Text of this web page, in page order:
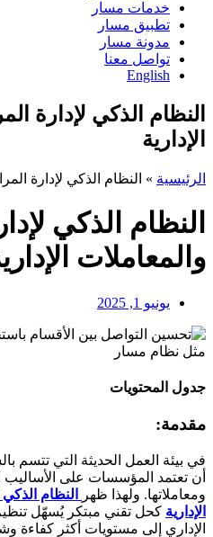
خدمات مسار
تطبيق مسار
مدونة مسار
تواصل معنا
English
النظام الذكي لإدارة
الإدارية
الرئيسية » النظام الذكي لإدارة
النظام الذكي
والمعاملات
يونيو 1, 2025
جدول المحتويات
مقدمة:
في بيئة العمل الحديثة التي تتسم
أن تعتمد المؤسسات على الأساليب
ومعاملاتها. ولهذا ظهر
النظام
الإدارية كحل تقني مبتكر يُسهّل تنظيم
الإداري إلى مستويات أكثر كفاءة